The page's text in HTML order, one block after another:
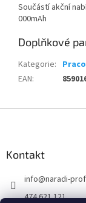
Součástí akční
000mAh
Doplňkové
Kategorie:
EAN:
Kontakt
info@naradi-
474 621 121